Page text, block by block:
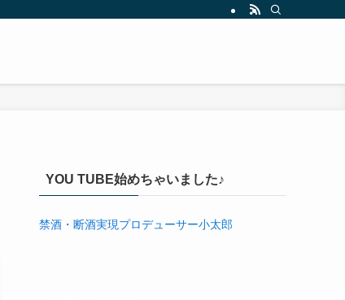
YOU TUBE始めちゃいました♪
禁酒・断酒実現プロデューサー小太郎